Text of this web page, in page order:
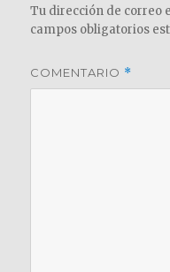
Tu dirección de correo
campos obligatorios
COMENTARIO *